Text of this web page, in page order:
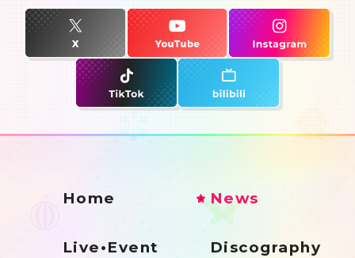
Home News
Live•Event Discography